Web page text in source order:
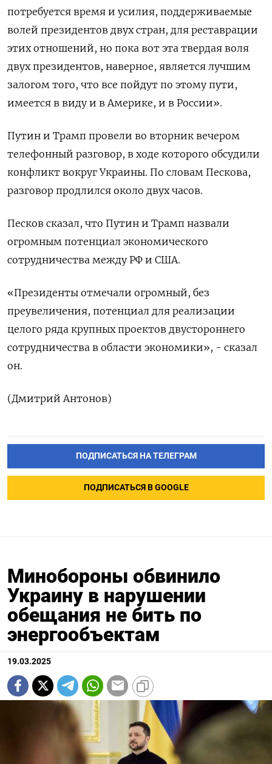
потребуется время и усилия, поддерживаемые
волей президентов двух стран, для реставрации
этих отношений, но пока вот эта твердая воля
двух президентов, наверное, является лучшим
залогом того, что все пойдут по этому пути,
имеется в виду и в Америке, и в России».
Путин и Трамп провели во вторник вечером
телефонный разговор, в ходе которого обсудили
конфликт вокруг Украины. По словам Пескова,
разговор продлился около двух часов.
Песков сказал, что Путин и Трамп назвали
огромным потенциал экономического
сотрудничества между РФ и США.
«Президенты отмечали огромный, без
преувеличения, потенциал для реализации
целого ряда крупных проектов двустороннего
сотрудничества в области экономики», - сказал
он.
(Дмитрий Антонов)
ПОДПИСАТЬСЯ НА ТЕЛЕГРАМ
ПОДПИСАТЬСЯ В GOOGLE
Минобороны обвинило
Украину в нарушении
обещания не бить по
энергообъектам
19.03.2025